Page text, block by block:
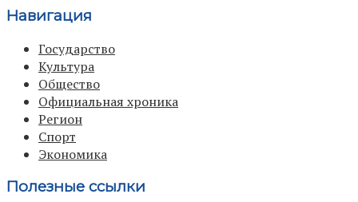
Навигация
Государство
Культура
Общество
Официальная хроника
Регион
Спорт
Экономика
Полезные ссылки